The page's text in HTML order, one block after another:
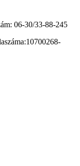
06-30/33-88-245